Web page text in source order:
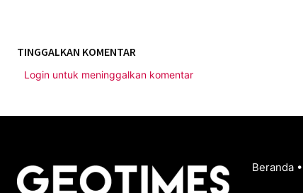
TINGGALKAN KOMENTAR
Login untuk meninggalkan komentar
Beranda •